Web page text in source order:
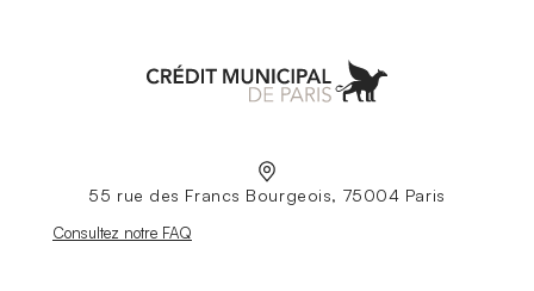
55 rue des Francs Bourgeois, 75004 Paris
Nouvelle fenêtre
Consultez notre FAQ